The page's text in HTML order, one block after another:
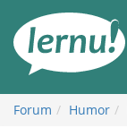
innholdet
Forum Humor